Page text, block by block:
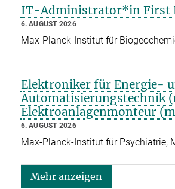
IT-Administrator*in First
6. AUGUST 2026
Max-Planck-Institut für
Elektroniker für Energie-
Automatisierungstechnik
Elektroanlagenmonteur
6. AUGUST 2026
Max-Planck-Institut für Psychiatrie,
Mehr anzeigen